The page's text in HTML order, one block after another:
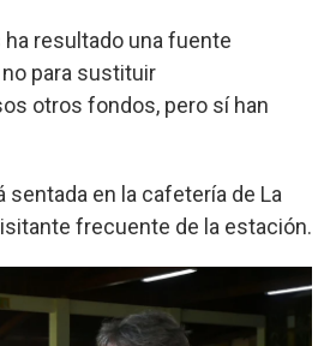
ha resultado una fuente
para sustituir
otros fondos, pero sí han
sentada en la cafetería de La
frecuente de la estación.